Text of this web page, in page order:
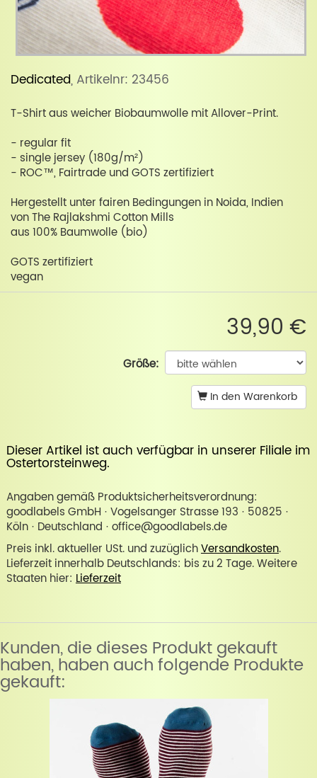
Dedicated, Artikelnr: 23456
T-Shirt aus weicher Biobaumwolle mit Allover-Print.
- regular fit
- single jersey (180g/m²)
- ROC™, Fairtrade und GOTS zertifiziert
Hergestellt unter fairen Bedingungen in Noida, Indien
von The Rajlakshmi Cotton Mills
aus 100% Baumwolle (bio)
GOTS zertifiziert
vegan
39,90 €
Größe:
In den Warenkorb
Dieser Artikel ist auch verfügbar in unserer Filiale im
Ostertorsteinweg.
Angaben gemäß Produktsicherheitsverordnung:
goodlabels GmbH · Vogelsanger Strasse 193 · 50825 ·
Köln · Deutschland · office@goodlabels.de
Preis inkl. aktueller USt. und zuzüglichVersandkosten.
Lieferzeit innerhalb Deutschlands: bis zu 2 Tage. Weitere
Staaten hier: Lieferzeit
Kunden, die dieses Produkt gekauft
haben, haben auch folgende Produkte
gekauft: